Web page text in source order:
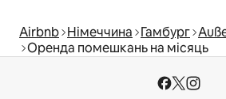
Airbnb Німеччина Гамбург
Оренда помешкань на місяць